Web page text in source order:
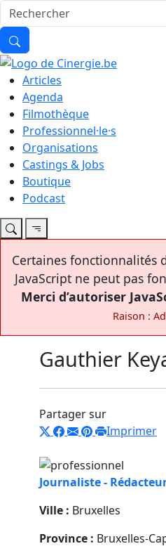
Articles
Agenda
Filmothèque
Professionnel·le·s
Organisations
Castings & Jobs
Boutique
Podcast
Certaines fonctionnalités
JavaScript ne peut pas
Merci d’autoriser
Raison :
Gauthier
Partager sur
Imprimer
Journaliste -
Ville : Bruxelles
Province : Bruxelles-